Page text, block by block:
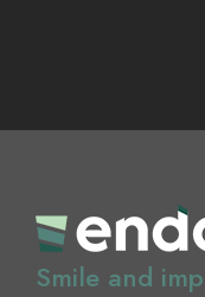
Smile and